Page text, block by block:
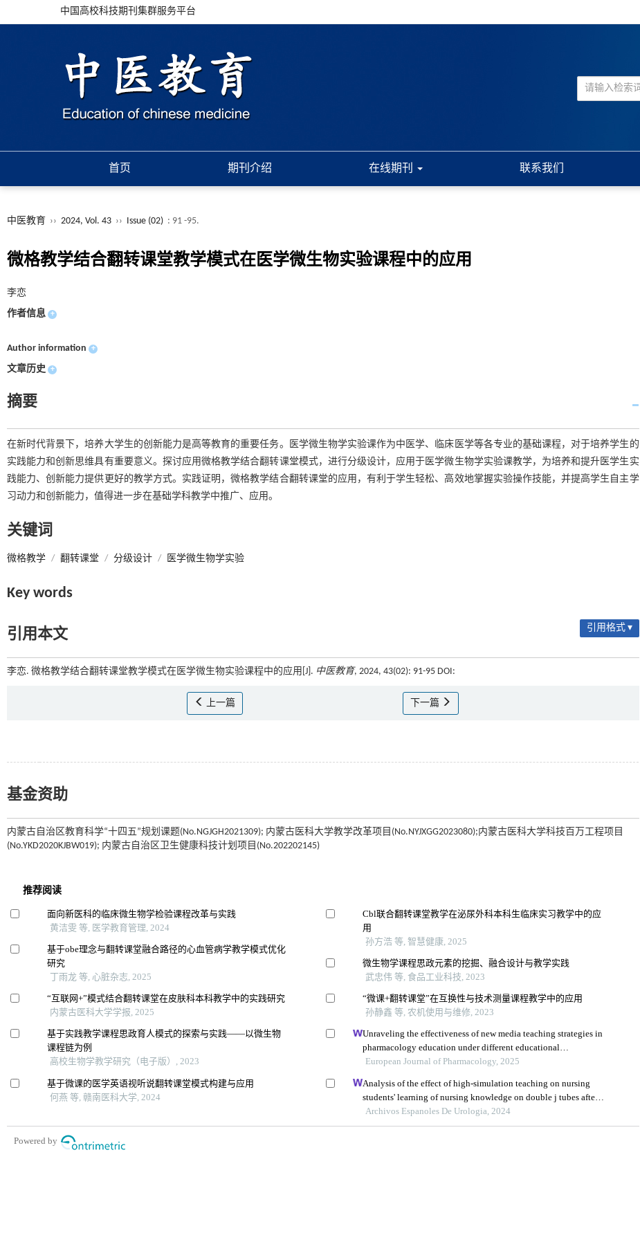
中国高校科技期刊集群服务平台
首页 期刊介绍 在线期刊 联系我们
中医教育 ›› 2024, Vol. 43 ›› Issue (02) : 91 -95.
微格教学结合翻转课堂教学模式在医学微生物实验课程中的应用
李恋
作者信息 +
Author information +
文章历史 +
摘要
在新时代背景下，培养大学生的创新能力是高等教育的重要任务。医学微生物学实验课作为中医学、临床医学等各专业的基础课程，对于培养学生的
实践能力和创新思维具有重要意义。探讨应用微格教学结合翻转课堂模式，进行分级设计，应用于医学微生物学实验课教学，为培养和提升医学生实
践能力、创新能力提供更好的教学方式。实践证明，微格教学结合翻转课堂的应用，有利于学生轻松、高效地掌握实验操作技能，并提高学生自主学
习动力和创新能力，值得进一步在基础学科教学中推广、应用。
关键词
微格教学 / 翻转课堂 / 分级设计 / 医学微生物学实验
Key words
引用本文 引用格式 ▾
李恋. 微格教学结合翻转课堂教学模式在医学微生物实验课程中的应用[J]. 中医教育, 2024, 43(02): 91-95 DOI:
上一篇 下一篇
基金资助
内蒙古自治区教育科学“十四五”规划课题(No.NGJGH2021309); 内蒙古医科大学教学改革项目(No.NYJXGG2023080);内蒙古医科大学科技百万工程项目
(No.YKD2020KJBW019); 内蒙古自治区卫生健康科技计划项目(No.202202145)